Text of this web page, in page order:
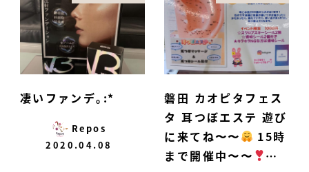
凄いファンデ｡:*
Repos
2020.04.08
磐田 カオピタフェス
タ 耳つぼエステ 遊び
に来てね〜〜
15時
まで開催中〜〜
…